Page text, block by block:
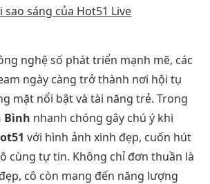
sao sáng của Hot51 Live
nghệ số phát triển mạnh mẽ, các
ngày càng trở thành nơi hội tụ
mặt nổi bật và tài năng trẻ. Trong
Bình nhanh chóng gây chú ý khi
với hình ảnh xinh đẹp, cuốn hút
cùng tự tin. Không chỉ đơn thuần là
cô còn mang đến năng lượng